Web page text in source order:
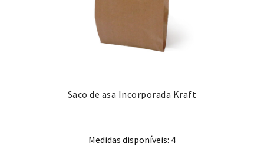
Saco de asa Incorporada Kraft
Medidas disponíveis: 4